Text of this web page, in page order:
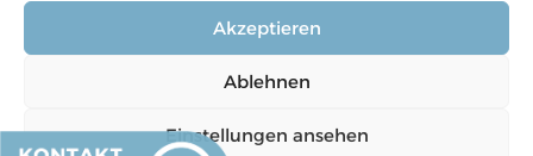
Akzeptieren
Ablehnen
Einstellungen ansehen
h
e
n
a
T
i
k
o
n
l
h
Impressum